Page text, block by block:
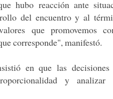
hubo reacción ante
del encuentro y al
que promovemos
corresponde", manifestó.
en que las
y